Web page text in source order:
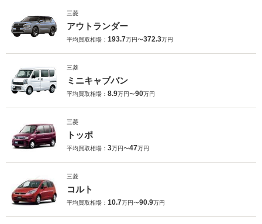
三菱
アウトランダー
平均買取相場： 193.7万円〜372.3万円
三菱
ミニキャブバン
平均買取相場： 8.9万円〜90万円
三菱
トッポ
平均買取相場： 3万円〜47万円
三菱
コルト
平均買取相場： 10.7万円〜90.9万円